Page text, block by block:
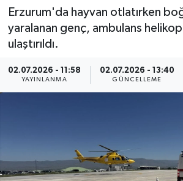
Erzurum'da hayvan otlatırken
yaralanan genç, ambulans
ulaştırıldı.
02.07.2026 - 11:58
YAYINLANMA
02.07.2026 - 13:40
GÜNCELLEME